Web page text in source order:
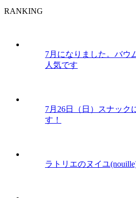
RANKING
7月になりました。バウ
人気です
7月26日（日）スナック
す！
ラトリエのヌイユ